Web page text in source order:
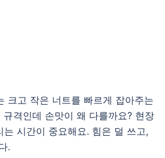
크고 작은 너트를 빠르게 잡아주는
격인데 손맛이 왜 다를까요? 현장
시간이 중요해요. 힘은 덜 쓰고,
.